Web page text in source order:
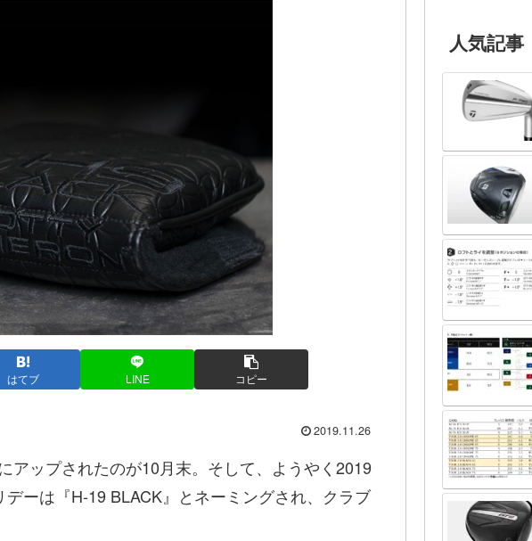
はてブ LINE コピー
2019.11.26
アップされたのが10月末。そして、ようやく2019
ーは『H-19 BLACK』とネーミングされ、クラブ
人気記事